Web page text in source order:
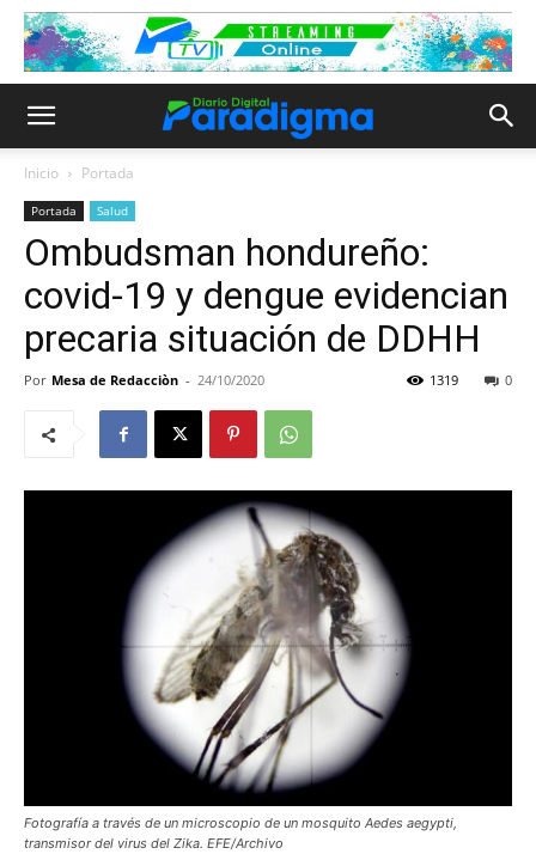
Inicio Portada
Portada Salud
Ombudsman hondureño:
covid-19 y dengue evidencian
precaria situación de DDHH
Por Mesa de Redacciòn - 24/10/2020 0
1319
Fotografía a través de un microscopio de un mosquito Aedes aegypti,
transmisor del virus del Zika. EFE/Archivo